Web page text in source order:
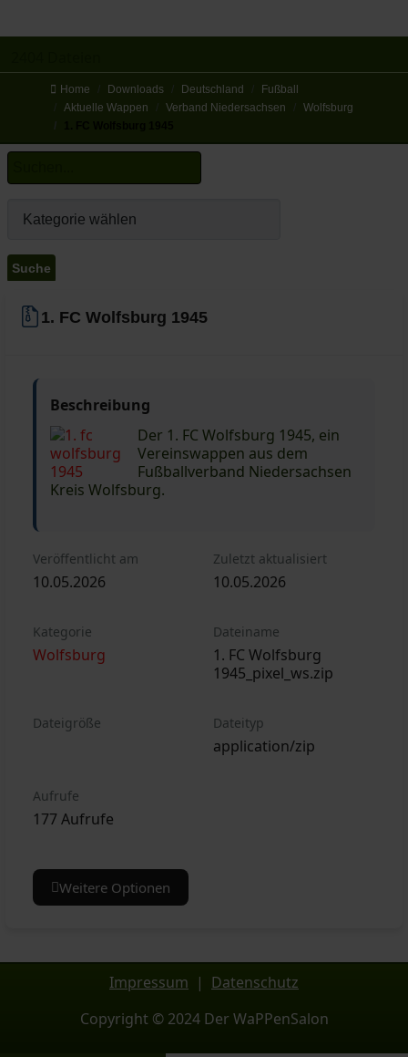
Home Downloads Deutschland
Fußball
Aktuelle Wappen
Verband Niedersachsen
Wolfsburg
1. FC Wolfsburg 1945
Beschreibung
Der 1. FC Wolfsburg 1945, ein
Vereinswappen aus dem
Fußballverband Niedersachsen
Kreis Wolfsburg.
Veröffentlicht am
10.05.2026
Zuletzt aktualisiert
10.05.2026
Kategorie
Wolfsburg
Dateiname
1. FC Wolfsburg
1945_pixel_ws.zip
Dateigröße Dateityp
application/zip
Aufrufe
177 Aufrufe
Weitere Optionen
Impressum | Datenschutz
Copyright © 2024 Der WaPPenSalon